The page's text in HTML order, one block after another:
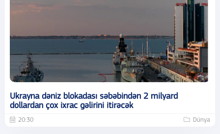
Ukrayna dəniz blokadası səbəbindən 2 milyard
dollardan çox ixrac gəlirini itirəcək
20:30 Dünya